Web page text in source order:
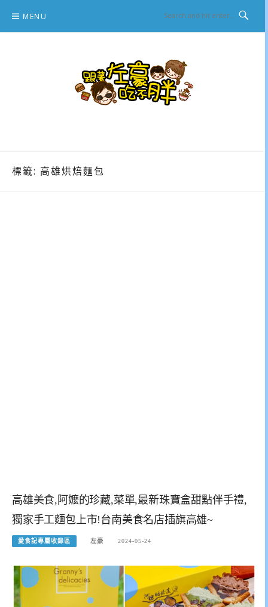
content
MENU
標籤: 高雄烘焙麵包
高雄美食,阿嬤的珍藏,菜單,最新珠寶盒甜點伴手禮,
獨家手工麵包上市!台南美食名店插旗高雄~
愛食記專屬收錄區 左豪 2024-05-24